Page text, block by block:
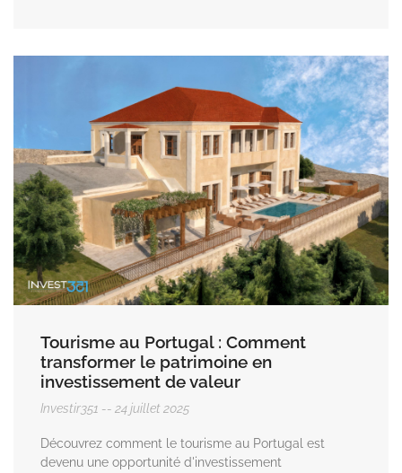
Tourisme au Portugal : Comment
transformer le patrimoine en
investissement de valeur
Investir351 24 juillet 2025
Découvrez comment le tourisme au Portugal est
devenu une opportunité d'investissement